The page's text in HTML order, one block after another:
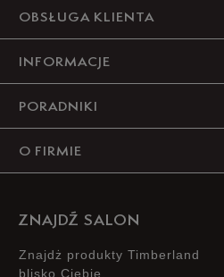
OBSŁUGA KLIENTA
INFORMACJE
PORADNIKI
O FIRMIE
ZNAJDŹ SALON
Znajdż produkty Timberland
blisko Ciebie.